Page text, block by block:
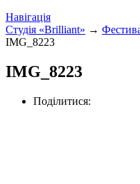
Навігація
Студія «Brilliant» →
IMG_8223
IMG_8223
Поділитися: